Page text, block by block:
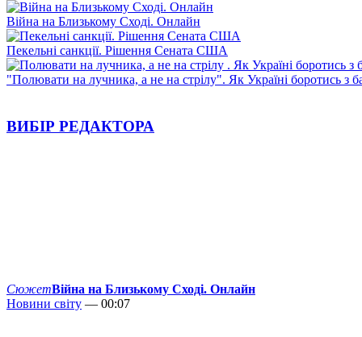
Війна на Близькому Сході. Онлайн
Пекельні санкції. Рішення Сената США
"Полювати на лучника, а не на стрілу". Як Україні боротись з
ВИБІР РЕДАКТОРА
СюжетВійна на Близькому Сході. Онлайн
Новини світу — 00:07